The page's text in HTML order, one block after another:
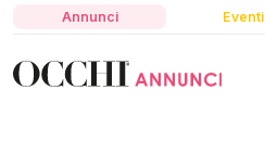
Annunci Eventi